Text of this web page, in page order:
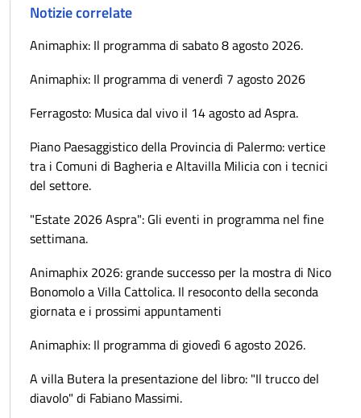
Notizie correlate
Animaphix: Il programma di sabato 8 agosto 2026.
Animaphix: Il programma di venerdì 7 agosto 2026
Ferragosto: Musica dal vivo il 14 agosto ad Aspra.
Piano Paesaggistico della Provincia di Palermo: vertice
tra i Comuni di Bagheria e Altavilla Milicia con i tecnici
del settore.
"Estate 2026 Aspra": Gli eventi in programma nel fine
settimana.
Animaphix 2026: grande successo per la mostra di Nico
Bonomolo a Villa Cattolica. Il resoconto della seconda
giornata e i prossimi appuntamenti
Animaphix: Il programma di giovedì 6 agosto 2026.
A villa Butera la presentazione del libro: "Il trucco del
diavolo" di Fabiano Massimi.